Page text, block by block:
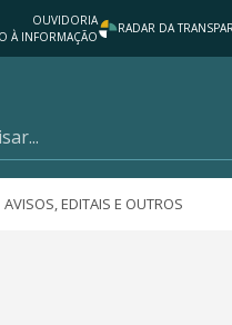
OUVIDORIA
À INFORMAÇÃO
RADAR DA
AVISOS, EDITAIS E OUTROS